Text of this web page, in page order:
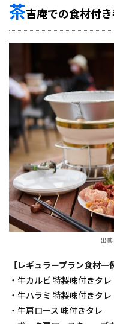
茶吉庵での食材付
出
【レギュラープラン食材一
・牛カルビ 特製味付きタレ
・牛ハラミ 特製味付きタレ
・牛肩ロース 味付きタレ